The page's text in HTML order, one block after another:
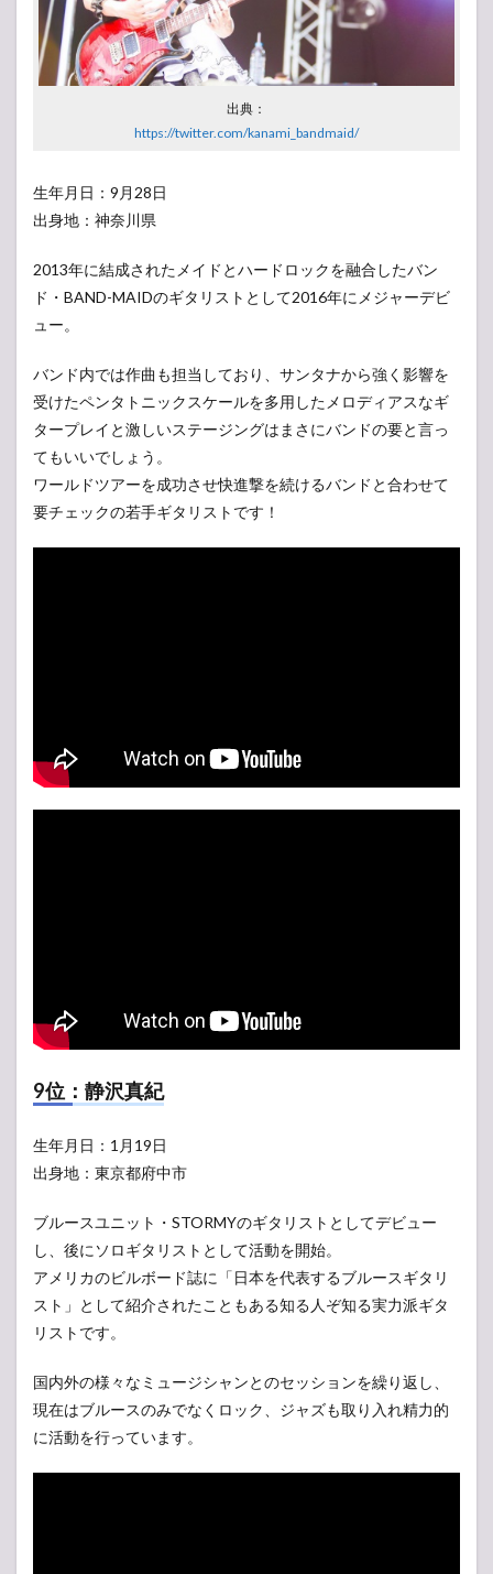
出典：
https://twitter.com/kanami_bandmaid/
生年月日：9月28日
出身地：神奈川県
2013年に結成されたメイドとハードロックを融合したバン
ド・BAND-MAIDのギタリストとして2016年にメジャーデビ
ュー。
バンド内では作曲も担当しており、サンタナから強く影響を
受けたペンタトニックスケールを多用したメロディアスなギ
タープレイと激しいステージングはまさにバンドの要と言っ
てもいいでしょう。
ワールドツアーを成功させ快進撃を続けるバンドと合わせて
要チェックの若手ギタリストです！
9位：静沢真紀
生年月日：1月19日
出身地：東京都府中市
ブルースユニット・STORMYのギタリストとしてデビュー
し、後にソロギタリストとして活動を開始。
アメリカのビルボード誌に「日本を代表するブルースギタリ
スト」として紹介されたこともある知る人ぞ知る実力派ギタ
リストです。
国内外の様々なミュージシャンとのセッションを繰り返し、
現在はブルースのみでなくロック、ジャズも取り入れ精力的
に活動を行っています。